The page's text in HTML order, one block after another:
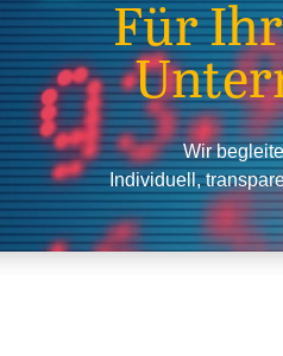
Für
Wir
Individuell,